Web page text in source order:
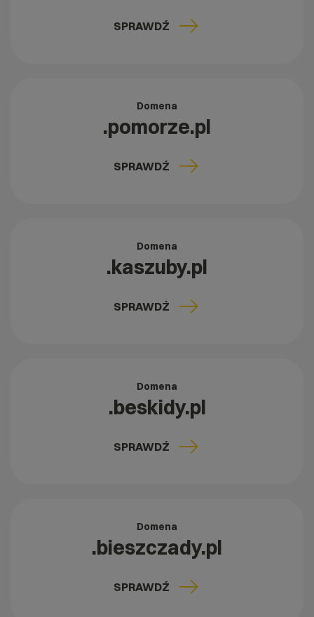
SPRAWDŹ
Domena
.pomorze.pl
SPRAWDŹ
Domena
.kaszuby.pl
SPRAWDŹ
Domena
.beskidy.pl
SPRAWDŹ
Domena
.bieszczady.pl
SPRAWDŹ